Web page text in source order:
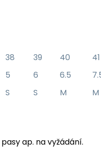
38 39 40 41
5 6 6.5
S S M M
ap. na vyžádání.